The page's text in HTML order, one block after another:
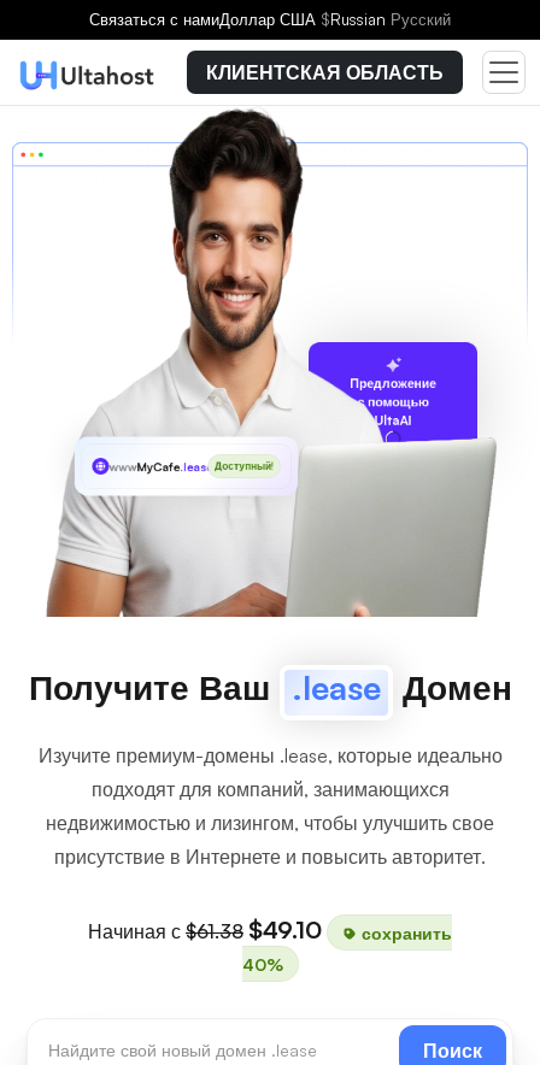
Связаться с намиДоллар США $Russian Русский
КЛИЕНТСКАЯ ОБЛАСТЬ
Предложение
с помощью
UltaAI
wwwMyCafe.lease Доступный!
Получите Ваш .lease Домен
Изучите премиум-домены .lease, которые идеально
подходят для компаний, занимающихся
недвижимостью и лизингом, чтобы улучшить свое
присутствие в Интернете и повысить авторитет.
Начиная с $61.38 $49.10
сохранить
40%
Поиск